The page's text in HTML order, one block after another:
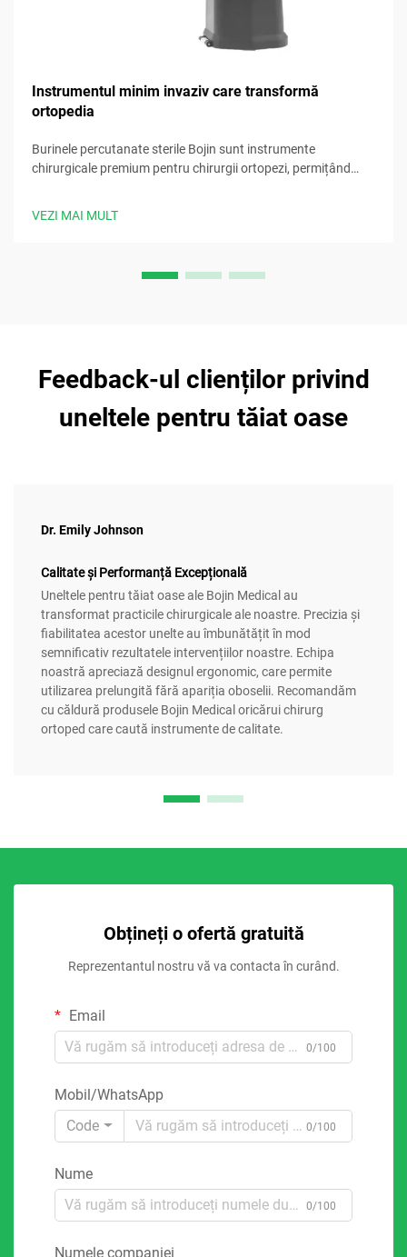
Instrumentul minim invaziv care transformă
ortopedia
Burinele percutanate sterile Bojin sunt instrumente
chirurgicale premium pentru chirurgii ortopezi, permițând
VEZI MAI MULT
Feedback-ul clienților privind
uneltele pentru tăiat oase
Dr. Emily Johnson
Calitate și Performanță Excepțională
Uneltele pentru tăiat oase ale Bojin Medical au
transformat practicile chirurgicale ale noastre. Precizia și
fiabilitatea acestor unelte au îmbunătățit în mod
semnificativ rezultatele intervențiilor noastre. Echipa
noastră apreciază designul ergonomic, care permite
utilizarea prelungită fără apariția oboselii. Recomandăm
cu căldură produsele Bojin Medical oricărui chirurg
ortoped care caută instrumente de calitate.
Obțineți o ofertă gratuită
Reprezentantul nostru vă va contacta în curând.
Email
0/100
Mobil/WhatsApp
Code
0/100
Nume
0/100
Numele companiei